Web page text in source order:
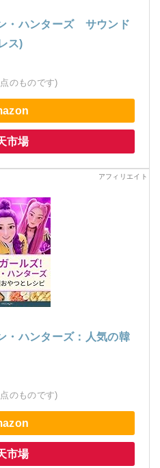
・ハンターズ サウンド
ス)
のものです)
市場
・ハンターズ：人気の韓
のものです)
市場